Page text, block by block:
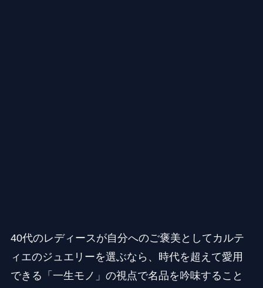
40代のレディースが自分へのご褒美としてカルテ
ィエのジュエリーを選ぶなら、時代を超えて愛用
できる「一生モノ」の視点で名品を吟味すること